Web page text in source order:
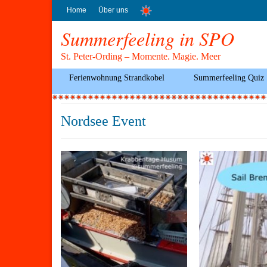
Home Über uns
Summerfeeling in SPO
St. Peter-Ording – Momente. Magie. Meer
Ferienwohnung Strandkobel Summerfeeling Quiz
Nordsee Event